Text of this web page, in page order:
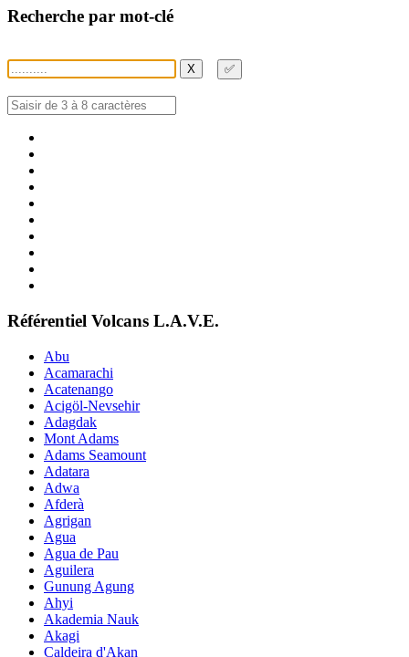
Recherche par mot-clé
X ✅
Référentiel Volcans L.A.V.E.
Abu
Acamarachi
Acatenango
Acigöl-Nevsehir
Adagdak
Mont Adams
Adams Seamount
Adatara
Adwa
Afderà
Agrigan
Agua
Agua de Pau
Aguilera
Gunung Agung
Ahyi
Akademia Nauk
Akagi
Caldeira d'Akan